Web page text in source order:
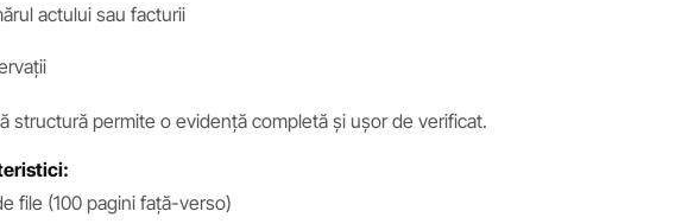
actului sau facturii
structură permite o evidență completă și ușor de verificat.
file (100 pagini față-verso)